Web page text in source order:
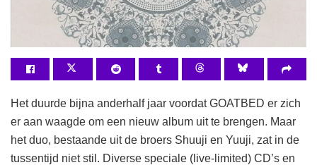
Het duurde bijna anderhalf jaar voordat GOATBED er zich
er aan waagde om een nieuw album uit te brengen. Maar
het duo, bestaande uit de broers Shuuji en Yuuji, zat in de
tussentijd niet stil. Diverse speciale (live-limited) CD’s en